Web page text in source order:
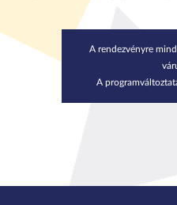
A rendezvényre
A